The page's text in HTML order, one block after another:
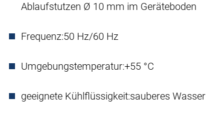
Ablaufstutzen Ø 10 mm im Geräteboden
Frequenz:50 Hz/60 Hz
Umgebungstemperatur:+55 °C
geeignete Kühlflüssigkeit:sauberes Wasser